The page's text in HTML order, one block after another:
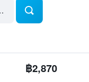
อง
฿2,870